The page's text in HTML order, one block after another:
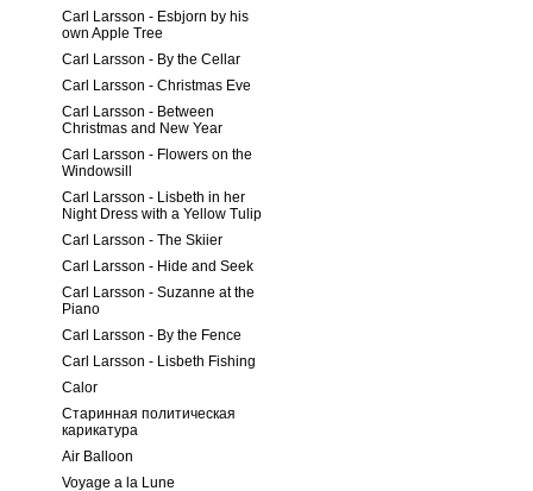
Carl Larsson - Esbjorn by his
own Apple Tree
Carl Larsson - By the Cellar
Carl Larsson - Christmas Eve
Carl Larsson - Between
Christmas and New Year
Carl Larsson - Flowers on the
Windowsill
Carl Larsson - Lisbeth in her
Night Dress with a Yellow Tulip
Carl Larsson - The Skiier
Carl Larsson - Hide and Seek
Carl Larsson - Suzanne at the
Piano
Carl Larsson - By the Fence
Carl Larsson - Lisbeth Fishing
Calor
Старинная политическая
карикатура
Air Balloon
Voyage a la Lune